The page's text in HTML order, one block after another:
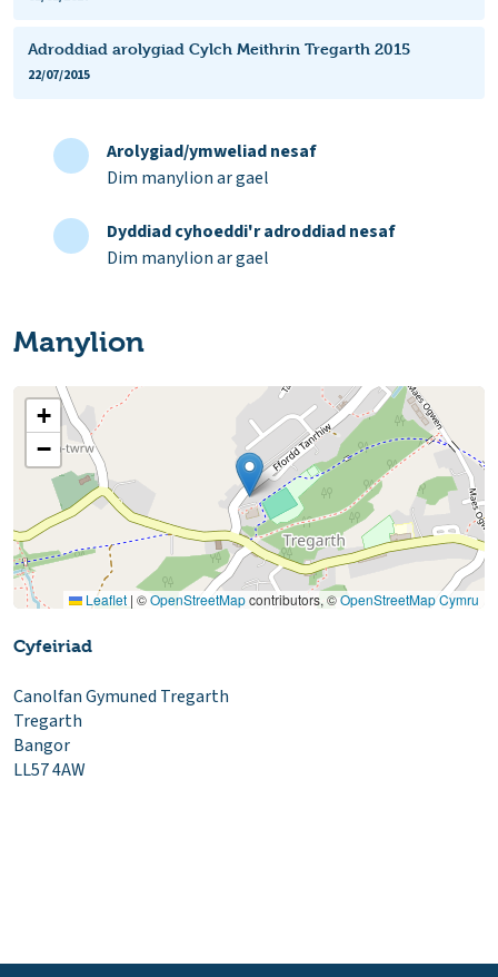
Adroddiad arolygiad Cylch Meithrin Tregarth 2015
22/07/2015
Arolygiad/ymweliad nesaf
Dim manylion ar gael
Dyddiad cyhoeddi'r adroddiad nesaf
Dim manylion ar gael
Manylion
+
−
Leaflet | ©OpenStreetMapcontributors, ©OpenStreetMap Cymru
Cyfeiriad
Canolfan Gymuned Tregarth
Tregarth
Bangor
LL57 4AW